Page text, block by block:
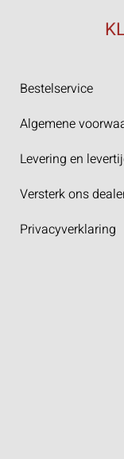
Bestelservice
Algemene
Levering en
Versterk ons
Privacyverklaring